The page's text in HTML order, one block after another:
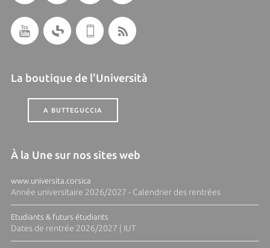
La boutique de l'Università
A BUTTEGUCCIA
À la Une sur nos sites web
www.universita.corsica
Année universitaire 2026/2027 - Calendrier des rentrées
Etudiants & futurs étudiants
Dates de rentrée 2026/2027 | IUT